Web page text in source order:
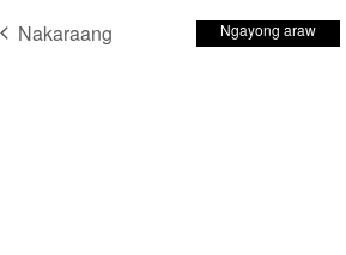
petsa.
Nakaraang
Ngayong araw